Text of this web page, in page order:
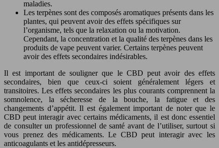
maladies.
Les terpènes sont des composés aromatiques présents dans les
plantes, qui peuvent avoir des effets spécifiques sur
l’organisme, tels que la relaxation ou la motivation.
Cependant, la concentration et la qualité des terpènes dans les
produits de vape peuvent varier. Certains terpènes peuvent
avoir des effets secondaires indésirables.
Il est important de souligner que le CBD peut avoir des effets
secondaires, bien que ceux-ci soient généralement légers et
transitoires. Les effets secondaires les plus courants comprennent la
somnolence, la sécheresse de la bouche, la fatigue et des
changements d’appétit. Il est également important de noter que le
CBD peut interagir avec certains médicaments, il est donc essentiel
de consulter un professionnel de santé avant de l’utiliser, surtout si
vous prenez des médicaments. Le CBD peut interagir avec les
anticoagulants et les antidépresseurs.